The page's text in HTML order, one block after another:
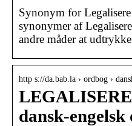
Synonym for
synonymer af
andre måder at
http s://da.bab.la › ordbog ›
dansk-